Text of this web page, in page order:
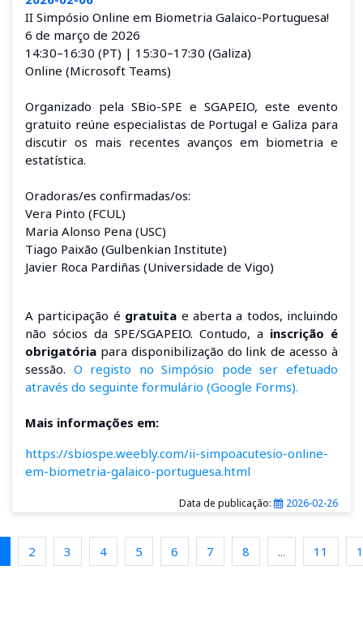
II Simpósio Online em Biometria Galaico-Portuguesa!
6 de março de 2026
14:30–16:30 (PT) | 15:30–17:30 (Galiza)
Online (Microsoft Teams)
Organizado pela SBio-SPE e SGAPEIO, este evento
gratuito reúne especialistas de Portugal e Galiza para
discutir os mais recentes avanços em biometria e
estatística.
Oradoras/es confirmadas/os:
Vera Pinto (FCUL)
Maria Alonso Pena (USC)
Tiago Paixão (Gulbenkian Institute)
Javier Roca Pardiñas (Universidade de Vigo)
A participação é gratuita e aberta a todos, incluindo
não sócios da SPE/SGAPEIO. Contudo, a inscrição é
obrigatória para disponibilização do link de acesso à
sessão. O registo no Simpósio pode ser efetuado
através do seguinte formulário (Google Forms).
Mais informações em:
https://sbiospe.weebly.com/ii-simpoacutesio-online-
em-biometria-galaico-portuguesa.html
Data de publicação: 2026-02-26
2 3 4 5 6 7 8 ... 11